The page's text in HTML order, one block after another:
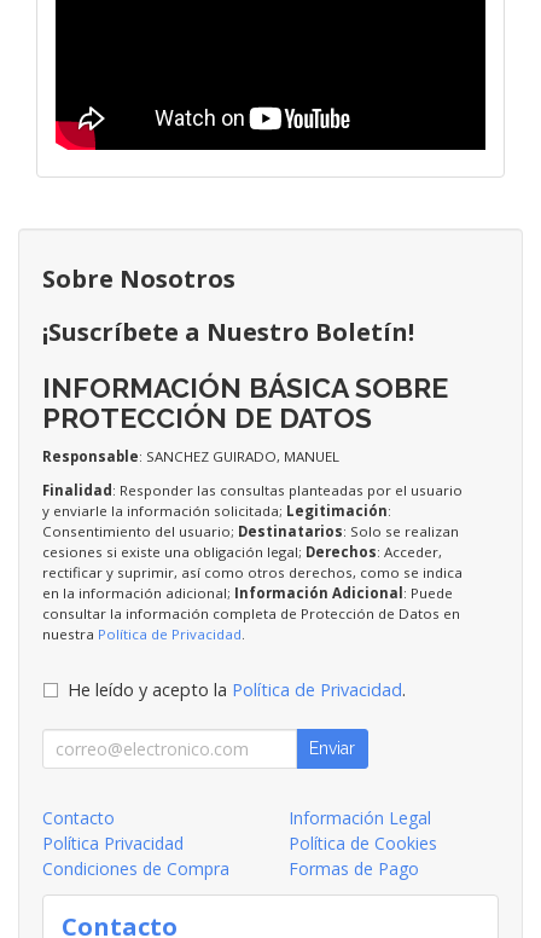
Sobre Nosotros
¡Suscríbete a Nuestro Boletín!
INFORMACIÓN BÁSICA SOBRE
PROTECCIÓN DE DATOS
Responsable: SANCHEZ GUIRADO, MANUEL
Finalidad : Responder las consultas planteadas por el usuario
y enviarle la información solicitada; Legitimación:
Consentimiento del usuario; Destinatarios: Solo se realizan
cesiones si existe una obligación legal; Derechos: Acceder,
rectificar y suprimir, así como otros derechos, como se indica
en la información adicional; Información Adicional : Puede
consultar la información completa de Protección de Datos en
nuestra Política de Privacidad
He leído y acepto la Política de Privacidad.
Enviar
Contacto
Información Legal
Política Privacidad
Política de Cookies
Condiciones de Compra
Formas de Pago
Contacto